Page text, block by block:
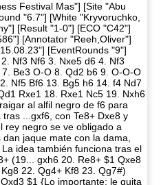
Festival Mas"] [Site "Abu
"6.7"] [White "Kryvoruchko,
[Result "1-0"] [ECO "C42"]
[Annotator "Reeh,Oliver"]
[EventRounds "9"]
Nf3 Nf6 3. Nxe5 d6 4. Nf3
Be3 O-O 8. Qd2 b6 9. O-O-O
Nf5 Bf6 13. Bg5 h6 14. f4 Nd7
Rxe1 18. Rxe1 Nc5 19. Nxh6
al alfil negro de f6 para
...gxf6, con Te8+ Dxe8 y
rey negro se ve obligado a
jaque mate con la dama,
idea también funciona tras el
(19... gxh6 20. Re8+ $1 Qxe8
22. Qg4+ Kf8 23. Qg7#)
$1 {Lo importante: le quita